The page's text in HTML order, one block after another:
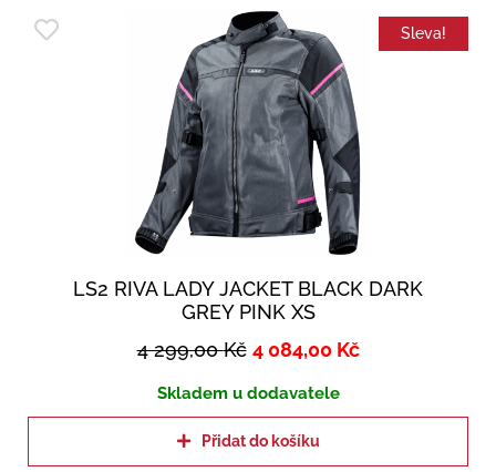
Sleva!
LS2 RIVA LADY JACKET BLACK DARK
GREY PINK XS
4 299,00Kč 4 084,00 Kč
Skladem u dodavatele
Přidat do košíku